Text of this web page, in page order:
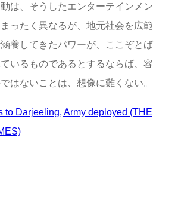
は、そうしたエンターテインメン
ったく異なるが、地元社会を広範
養してきたパワーが、ここぞとば
いるものであるとするならば、容
はないことは、想像に難くない。
to Darjeeling, Army deployed (THE